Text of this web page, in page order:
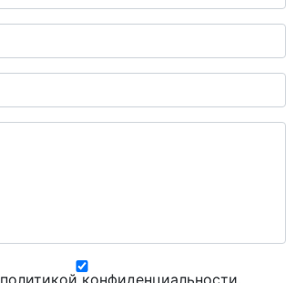
политикой конфиденциальности.